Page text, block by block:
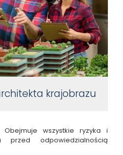
krajobrazu
Obejmuje wszystkie ryzyka i
przed odpowiedzialnością